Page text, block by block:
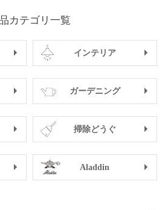
カテゴリ一覧
インテリア
ガーデニング
掃除どうぐ
Aladdin